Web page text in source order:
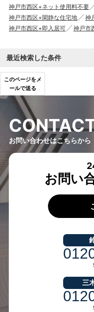
神戸市西区+ネット使用料不要
神戸市西区+閑静な住宅地
神
神戸市西区+即入居可
神戸市
最近検索した条件
このページをメ
ールで送る
CONTAC
お問い合わせはこちらから
お問い
三